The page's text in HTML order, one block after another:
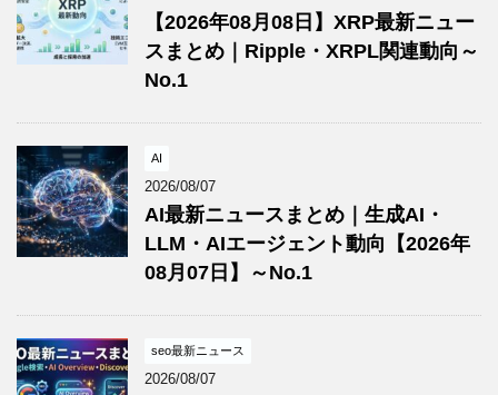
【2026年08月08日】XRP最新ニュー
スまとめ｜Ripple・XRPL関連動向～
No.1
AI
2026/08/07
AI最新ニュースまとめ｜生成AI・
LLM・AIエージェント動向【2026年
08月07日】～No.1
seo最新ニュース
2026/08/07